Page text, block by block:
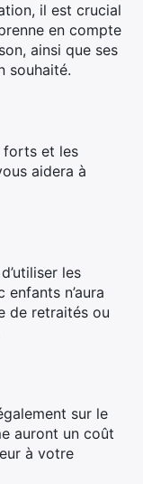
il est crucial
en compte
ainsi que ses
souhaité.
forts et les
aidera à
les
n’aura
de retraités ou
sur le
auront un coût
à votre